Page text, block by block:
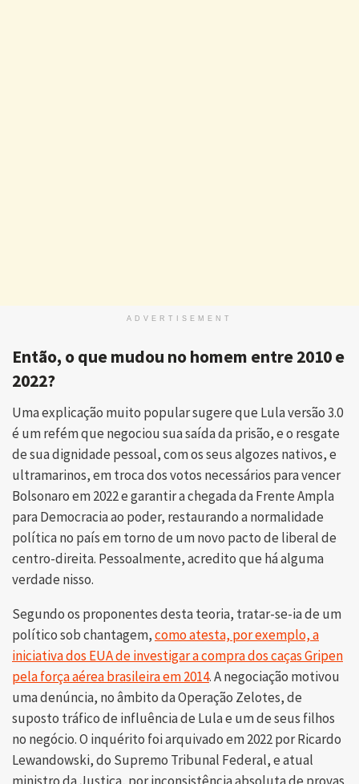
ADVERTISEMENT
Então, o que mudou no homem entre 2010 e
2022?
Uma explicação muito popular sugere que Lula versão 3.0
é um refém que negociou sua saída da prisão, e o resgate
de sua dignidade pessoal, com os seus algozes nativos, e
ultramarinos, em troca dos votos necessários para vencer
Bolsonaro em 2022 e garantir a chegada da Frente Ampla
para Democracia ao poder, restaurando a normalidade
política no país em torno de um novo pacto de liberal de
centro-direita. Pessoalmente, acredito que há alguma
verdade nisso.
Segundo os proponentes desta teoria, tratar-se-ia de um
político sob chantagem,como atesta, por exemplo, a
iniciativa dos EUA de investigar a compra dos caças Gripen
pela força aérea brasileira em 2014. A negociação motivou
uma denúncia, no âmbito da Operação Zelotes, de
suposto tráfico de influência de Lula e um de seus filhos
no negócio. O inquérito foi arquivado em 2022 por Ricardo
Lewandowski, do Supremo Tribunal Federal, e atual